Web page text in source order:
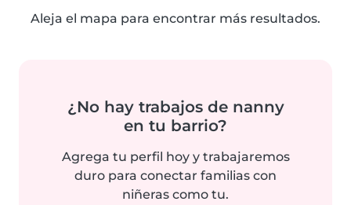
Aleja el mapa para encontrar más resultados.
¿No hay trabajos de nanny
en tu barrio?
Agrega tu perfil hoy y trabajaremos
duro para conectar familias con
niñeras como tu.